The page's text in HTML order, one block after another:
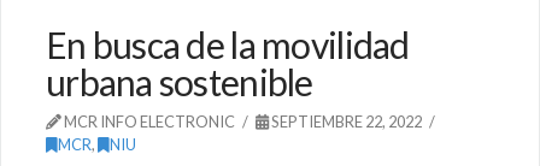
En busca de la movilidad
urbana sostenible
MCR INFO ELECTRONIC
SEPTIEMBRE 22, 2022
MCR, NIU